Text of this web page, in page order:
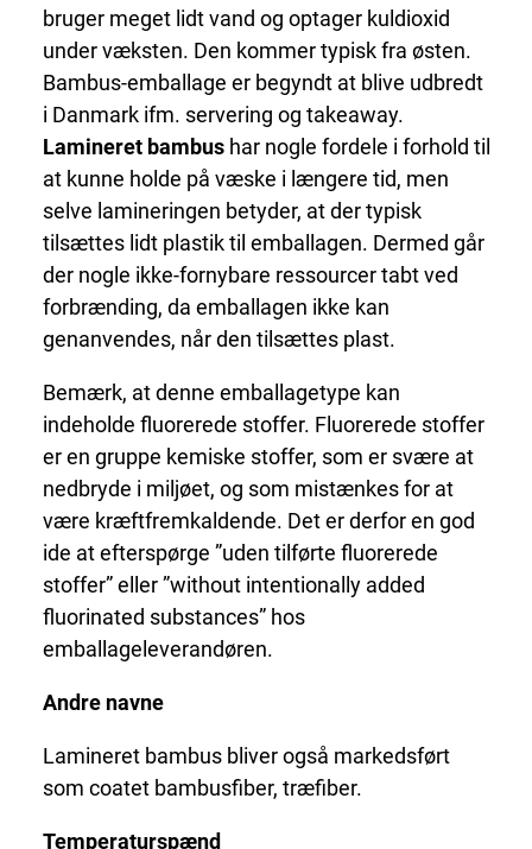
bruger meget lidt vand og optager kuldioxid
under væksten. Den kommer typisk fra østen.
Bambus-emballage er begyndt at blive udbredt
i Danmark ifm. servering og takeaway.
Lamineret bambushar nogle fordele i forhold til
at kunne holde på væske i længere tid, men
selve lamineringen betyder, at der typisk
tilsættes lidt plastik til emballagen. Dermed går
der nogle ikke-fornybare ressourcer tabt ved
forbrænding, da emballagen ikke kan
genanvendes, når den tilsættes plast.
Bemærk, at denne emballagetype kan
indeholde fluorerede stoffer. Fluorerede stoffer
er en gruppe kemiske stoffer, som er svære at
nedbryde i miljøet, og som mistænkes for at
være kræftfremkaldende. Det er derfor en god
ide at efterspørge ”uden tilførte fluorerede
stoffer” eller ”without intentionally added
fluorinated substances” hos
emballageleverandøren.
Andre navne
Lamineret bambus bliver også markedsført
som coatet bambusfiber, træfiber.
Temperaturspænd